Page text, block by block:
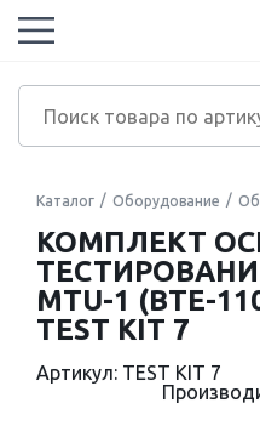
Каталог Оборудование
КОМПЛЕКТ
MTU-1 (BTE-
TEST KIT 7
Артикул: TEST KIT 7